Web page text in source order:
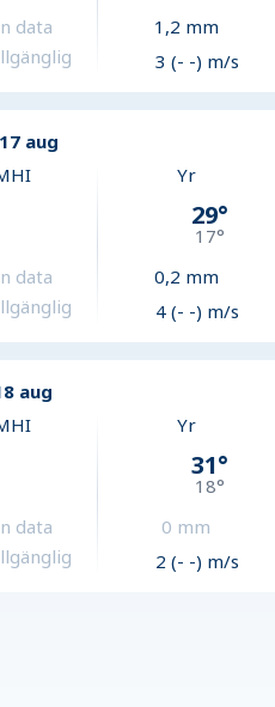
data
1,2 mm
3 (- -) m/s
aug
data
Yr
29°
17°
0,2 mm
4 (- -) m/s
aug
data
Yr
31°
18°
0 mm
2 (- -) m/s